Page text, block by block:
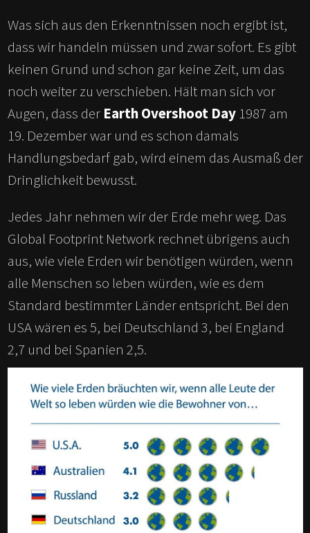
Was sich aus den Erkenntnissen noch ergibt ist,
dass wir handeln müssen und zwar sofort. Es gibt
keinen Grund und schon gar keine Zeit, um das
noch weiter zu verschieben. Hält man sich vor
Augen, dass der Earth Overshoot Day1987 am
19. Dezember war und es schon damals
Handlungsbedarf gab, wird einem das Ausmaß der
Dringlichkeit bewusst.
Jedes Jahr nehmen wir der Erde mehr weg. Das
Global Footprint Network rechnet übrigens auch
aus, wie viele Erden wir benötigen würden, wenn
alle Menschen so leben würden, wie es dem
Standard bestimmter Länder entspricht. Bei den
USA wären es 5, bei Deutschland 3, bei England
2,7 und bei Spanien 2,5.